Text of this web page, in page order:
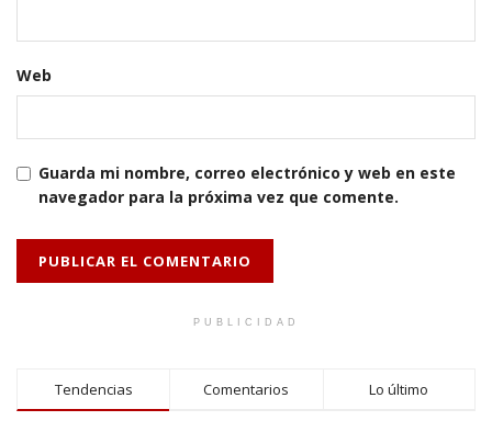
Web
Guarda mi nombre, correo electrónico y web en este
navegador para la próxima vez que comente.
PUBLICIDAD
Tendencias Comentarios Lo último